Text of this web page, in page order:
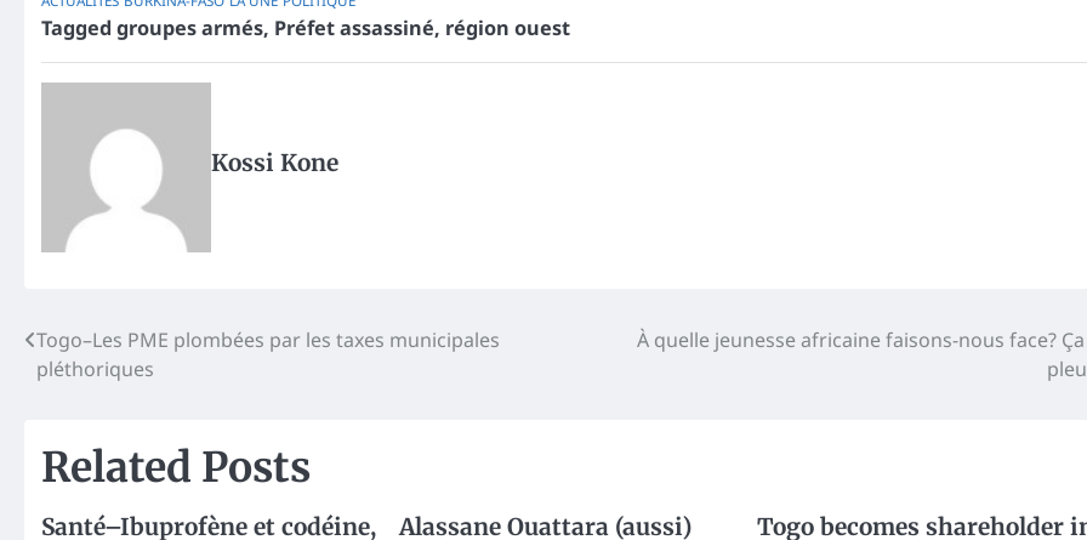
Tagged groupes armés, Préfet assassiné, région ouest
Kossi Kone
Post
navigation
Togo–Les PME plombées par les taxes municipales
pléthoriques
À quelle jeunesse africaine faisons-nous face?
Related Posts
Santé–Ibuprofène et codéine,
Alassane Ouattara (aussi)
Togo becomes shareholder